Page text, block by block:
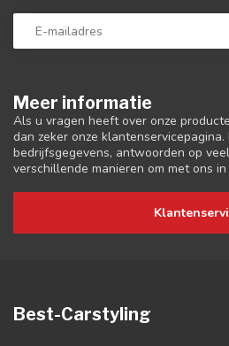
Meer informatie
Als u vragen heeft over onze
dan zeker onze
bedrijfsgegevens, antwoorden op
verschillende manieren om met ons
Best-Carstyling